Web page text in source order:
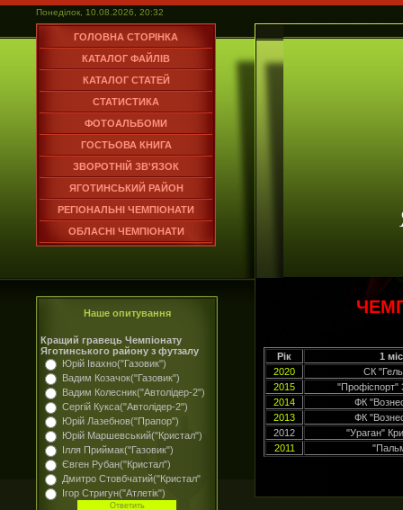
Понеділок, 10.08.2026, 20:32
ГОЛОВНА СТОРІНКА
КАТАЛОГ ФАЙЛІВ
КАТАЛОГ СТАТЕЙ
СТАТИСТИКА
ФОТОАЛЬБОМИ
ГОСТЬОВА КНИГА
ЗВОРОТНІЙ ЗВ'ЯЗОК
ЯГОТИНСЬКИЙ РАЙОН
РЕГІОНАЛЬНІ ЧЕМПІОНАТИ
ОБЛАСНІ ЧЕМПІОНАТИ
Наше опитування
Кращий гравець Чемпіонату
Яготинського району з футзалу
Юрій Івахно("Газовик")
Вадим Козачок("Газовик")
Вадим Колесник("Автолідер-2")
Сергій Кукса("Автолідер-2")
Юрій Лазебнов("Прапор")
Юрій Маршевський("Кристал")
Ілля Приймак("Газовик")
Євген Рубан("Кристал")
Дмитро Стовбчатий("Кристал"
Ігор Стригун("Атлетік")
Рік
1
2020
СК
2015
"Профіспорт"
2014
ФК
2013
ФК
2012
"Ураган"
2011